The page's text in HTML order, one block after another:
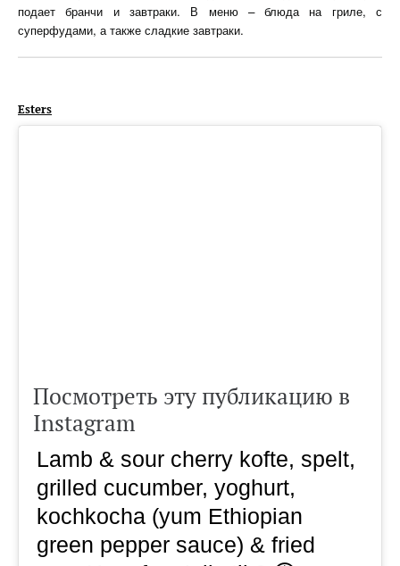
подает бранчи и завтраки. В меню – блюда на гриле, с
суперфудами, а также сладкие завтраки.
Esters
Посмотреть эту публикацию в
Instagram
Lamb & sour cherry kofte, spelt,
grilled cucumber, yoghurt,
kochkocha (yum Ethiopian
green pepper sauce) & fried